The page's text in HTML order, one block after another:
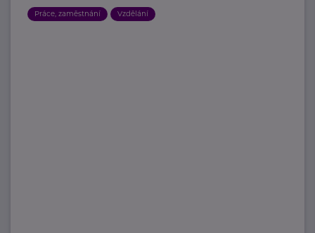
Práce, zaměstnání Vzdělání